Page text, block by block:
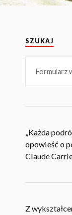
SZUKAJ
„Każda
opowieść o
Claude
Z